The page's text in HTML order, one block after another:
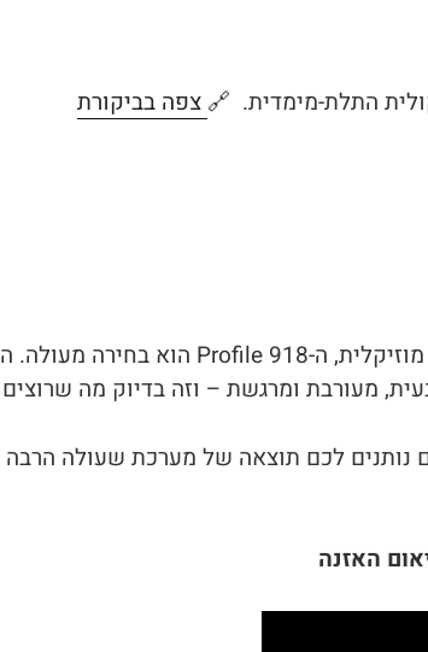
התלת-מימדית. 🔗 צפה בביקורת
מעורבת ומרגשת – וזה בדיוק מה שרוצים
לכם תוצאה של מערכת שעולה הרבה
האזנה